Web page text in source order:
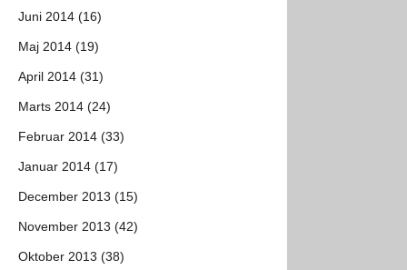
Juni 2014 (16)
Maj 2014 (19)
April 2014 (31)
Marts 2014 (24)
Februar 2014 (33)
Januar 2014 (17)
December 2013 (15)
November 2013 (42)
Oktober 2013 (38)